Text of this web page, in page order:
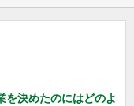
決めたのにはどのよ